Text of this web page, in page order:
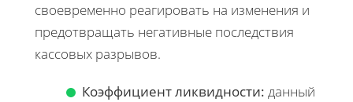
своевременно реагировать на изменения и
предотвращать негативные последствия
кассовых разрывов.
Коэффициент ликвидности: данный